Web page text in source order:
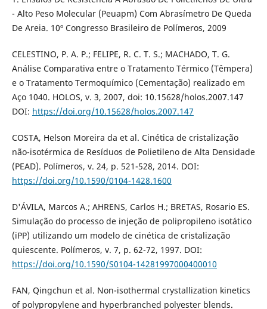
- Alto Peso Molecular (Peuapm) Com Abrasímetro De Queda
De Areia. 10º Congresso Brasileiro de Polímeros, 2009
CELESTINO, P. A. P.; FELIPE, R. C. T. S.; MACHADO, T. G.
Análise Comparativa entre o Tratamento Térmico (Têmpera)
e o Tratamento Termoquímico (Cementação) realizado em
Aço 1040. HOLOS, v. 3, 2007, doi: 10.15628/holos.2007.147
DOI: https://doi.org/10.15628/holos.2007.147
COSTA, Helson Moreira da et al. Cinética de cristalização
não-isotérmica de Resíduos de Polietileno de Alta Densidade
(PEAD). Polímeros, v. 24, p. 521-528, 2014. DOI:
https://doi.org/10.1590/0104-1428.1600
D'ÁVILA, Marcos A.; AHRENS, Carlos H.; BRETAS, Rosario ES.
Simulação do processo de injeção de polipropileno isotático
(iPP) utilizando um modelo de cinética de cristalização
quiescente. Polímeros, v. 7, p. 62-72, 1997. DOI:
https://doi.org/10.1590/S0104-14281997000400010
FAN, Qingchun et al. Non-isothermal crystallization kinetics
of polypropylene and hyperbranched polyester blends.